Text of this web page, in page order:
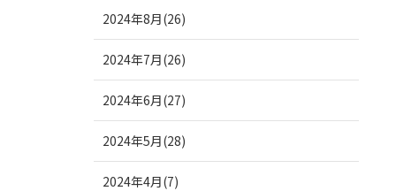
2024年8月(26)
2024年7月(26)
2024年6月(27)
2024年5月(28)
2024年4月(7)